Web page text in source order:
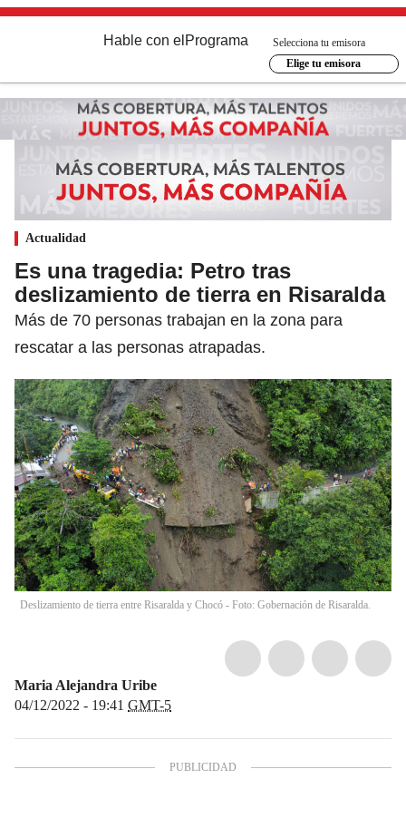
Hable con el Programa
Selecciona tu emisora
Elige tu emisora
Actualidad
Es una tragedia: Petro tras
deslizamiento de tierra en Risaralda
Más de 70 personas trabajan en la zona para
rescatar a las personas atrapadas.
Deslizamiento de tierra entre Risaralda y Chocó - Foto: Gobernación de Risaralda.
Maria Alejandra Uribe
04/12/2022 - 19:41 GMT-5